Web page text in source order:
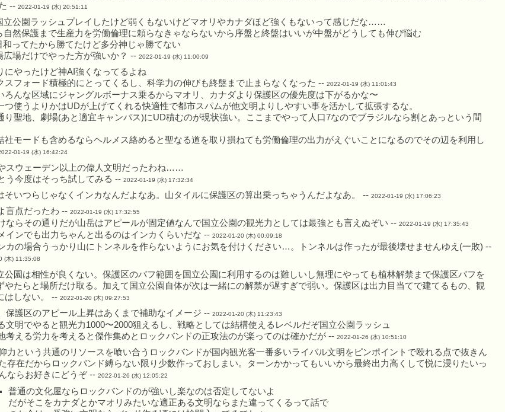
-- 2022-01-19 (水) 20:51:11
立公園ラッシュプレイしたけど弱くもないけどマオリやカナダほど強くもないって感じだな……
自然保護まで生産力を労働倫理に頼らなきゃならないから序盤と終盤はいいが中盤がどうしても伸び悩む
ってたから勝てたけど多分神じゃ勝てない
広場だけでやった方が強いか？ -- 2022-01-19 (水) 11:00:09
にやったけど神AI強くなってるよね
スフォード積極的にとってくるし、科学力の伸びも終盤まで止まらなくなった -- 2022-01-19 (水) 11:01:43
ろんな区域にジャングルボーナス乗るからマオリ、カナダより保護区の優先度は下がるかな〜
つ使うよりかはUDが上げてくれる快適性で都市スパムが他文明よりしやすい事を活かして拡張するな。
り聖地、劇場(あと適宜キャンパス)にUD積むのが現状強い。ここまでやって人口7なのでブラジルなら割とあっという間
社モードも含めるならヘルメス絡めると聖なる道を取り損ねても労働倫理の出力がえぐいことになるのでその辺を利用し
01-19 (水) 16:42:24
スウェーデン以上の偉人文明だったわね……
う今度はそっち試してみる -- 2022-01-19 (水) 17:32:34
そいつらじゃなくインカなんだよなあ。山タイルに保護区の算出乗っちゃうんだよなあ。 -- 2022-01-19 (水) 17:06:23
盲点だったわ -- 2022-01-19 (水) 17:32:55
ならその通りだが山岳はアピールが固定値なんで国立公園の観光力としては最強とも言えぬぞい -- 2022-01-19 (水) 17:35:43
インでも出力ちゃんと出るのはインカくらいだな -- 2022-01-20 (木) 00:09:18
カの場合うっかり山にトンネルを作らないようにお気を付けください…。トンネルは作ったが最後壊せませんゆえ(一敗) --
(木) 11:35:08
公園は相性が良くない。保護区のバフ範囲を国立公園に利用するのは難しいし無理にやっても植林解禁まで保護区バフを
やたらと場所だけ取る。加えて国立公園自体が次は一緒にの解禁が遅すぎで弱い。保護区は出力目当てで建てるもの、観
はしない。 -- 2022-01-20 (木) 09:27:53
保護区のアピール上昇はあくまで補助なイメージ -- 2022-01-20 (木) 11:23:43
文明でやると観光力1000〜2000狙えるし、戦略としては結構使えるレベルだぞ国立公園ラッシュ
考える労力を考えると傑作集めとロックバンドの正攻法のが楽ってのは確かだが -- 2022-01-26 (水) 10:51:10
力という共通のリソースを喰い合うロックバンドが国内観光客一番多いライバル文明をピンポイントで殴れる点で抜きん
存在だからロックバンド縛らない限り少数作っておしまい。ターンかかってもいいから最終出力高くして悦に浸りたいっ
ならお好きにどうぞ -- 2022-01-26 (水) 12:05:22
普通の文化屋ならロックバンドのが強いし楽なのは否定してないよ
だがそこをカナダとかマオリみたいな適正ある文明ならまた違ってくるって話で